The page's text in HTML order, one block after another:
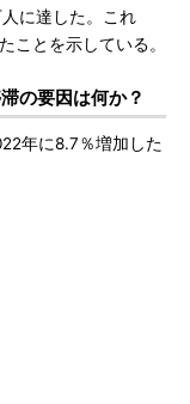
に達した。これ
ことを示している。
の要因は何か？
年に8.7％増加した